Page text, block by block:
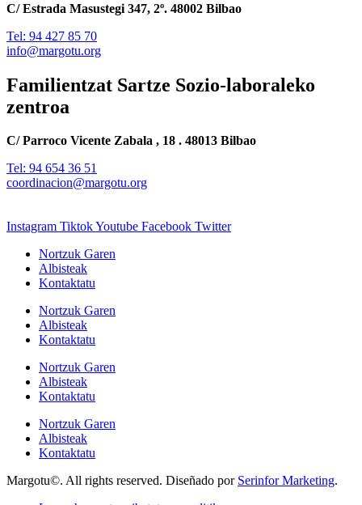
C/ Estrada Masustegi 347, 2º. 48002 Bilbao
Tel: 94 427 85 70
info@margotu.org
Familientzat Sartze Sozio-laboraleko
zentroa
C/ Parroco Vicente Zabala , 18 . 48013 Bilbao
Tel: 94 654 36 51
coordinacion@margotu.org
Instagram TiktokYoutube Facebook Twitter
Nortzuk Garen
Albisteak
Kontaktatu
Nortzuk Garen
Albisteak
Kontaktatu
Nortzuk Garen
Albisteak
Kontaktatu
Nortzuk Garen
Albisteak
Kontaktatu
Margotu©. All rights reserved. Diseñado por Serinfor Marketing.